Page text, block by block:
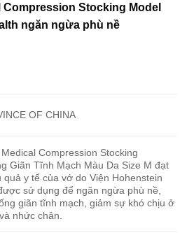
Stocking Model
ngăn ngừa phù nề
OF CHINA
Compression Stocking
Giãn Tĩnh Mạch Màu Da Size M đạt
quả y tế của vớ do Viện Hohenstein
sử dụng để ngăn ngừa phù nề,
giãn tĩnh mạch, giảm sự khó chịu ở
nhức chân.